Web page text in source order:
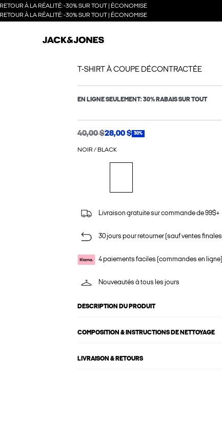
RETOUR À LA RÉALITÉ: -30% SUR TOUT | ÉCONOMISE
RETOUR À LA RÉALITÉ: -30% SUR TOUT | ÉCONOMISE
T-SHIRT À COUPE DÉCONTRACTÉE
EN LIGNE SEULEMENT: 30% RABAIS SUR TOUT
40,00 $28,00 $ 30%
NOIR / BLACK
Livraison gratuite sur commande de 99$+
30 jours pour retourner (sauf ventes finales)
4 paiements faciles (commandes en ligne)
Nouveautés à tous les jours
DESCRIPTION DU PRODUIT
COMPOSITION & INSTRUCTIONS DE NETTOYAGE
LIVRAISON & RETOURS